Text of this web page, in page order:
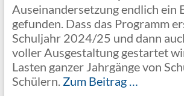
Auseinandersetzung endlich ein
gefunden. Dass das Programm
Schuljahr 2024/25 und dann
voller Ausgestaltung gestartet
Lasten ganzer Jahrgänge von
Schülern. Zum Beitrag …